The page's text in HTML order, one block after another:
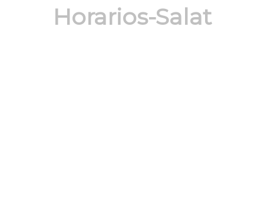
Horarios-Salat